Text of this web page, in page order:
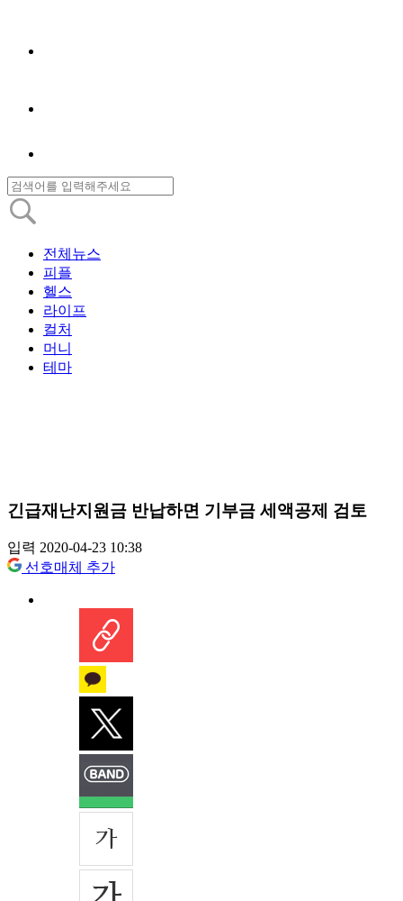
전체뉴스
피플
헬스
라이프
컬처
머니
테마
긴급재난지원금 반납하면 기부금 세액공제 검토
입력 2020-04-23 10:38
선호매체 추가